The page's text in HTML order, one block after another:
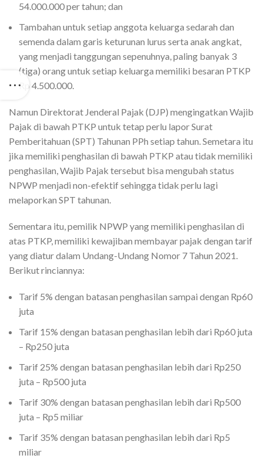
54.000.000 per tahun; dan
Tambahan untuk setiap anggota keluarga sedarah dan
semenda dalam garis keturunan lurus serta anak angkat,
yang menjadi tanggungan sepenuhnya, paling banyak 3
(tiga) orang untuk setiap keluarga memiliki besaran PTKP
Rp 4.500.000.
Namun Direktorat Jenderal Pajak (DJP) mengingatkan Wajib
Pajak di bawah PTKP untuk tetap perlu lapor Surat
Pemberitahuan (SPT) Tahunan PPh setiap tahun. Semetara itu
jika memiliki penghasilan di bawah PTKP atau tidak memiliki
penghasilan, Wajib Pajak tersebut bisa mengubah status
NPWP menjadi non-efektif sehingga tidak perlu lagi
melaporkan SPT tahunan.
Sementara itu, pemilik NPWP yang memiliki penghasilan di
atas PTKP, memiliki kewajiban membayar pajak dengan tarif
yang diatur dalam Undang-Undang Nomor 7 Tahun 2021.
Berikut rinciannya:
Tarif 5% dengan batasan penghasilan sampai dengan Rp60
juta
Tarif 15% dengan batasan penghasilan lebih dari Rp60 juta
– Rp250 juta
Tarif 25% dengan batasan penghasilan lebih dari Rp250
juta – Rp500 juta
Tarif 30% dengan batasan penghasilan lebih dari Rp500
juta – Rp5 miliar
Tarif 35% dengan batasan penghasilan lebih dari Rp5
miliar